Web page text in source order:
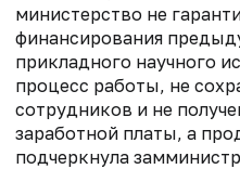
министерство не
финансирования
прикладного научного
процесс работы, не
сотрудников и не
заработной платы, а
подчеркнула